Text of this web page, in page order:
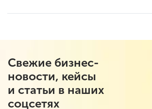
Свежие бизнес-
новости, кейсы
и статьи в наших
соцсетях